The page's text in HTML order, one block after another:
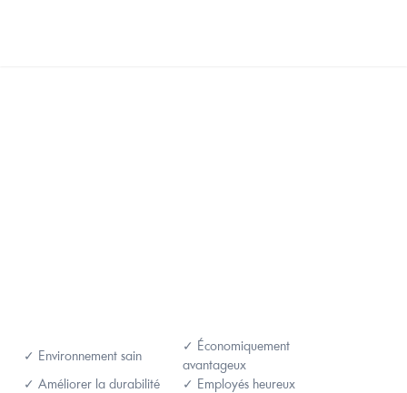
✓ Environnement sain
✓ Économiquement
avantageux
✓ Améliorer la durabilité
✓ Employés heureux